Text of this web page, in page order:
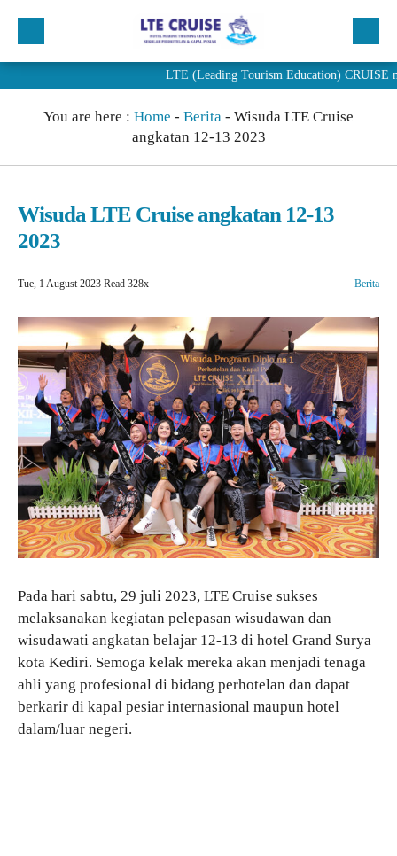
Profil
Alumni LTE Cruise
LTE (Leading Tourism Education) CRUISE
You are here : Home - Berita - Wisuda LTE Cruise
angkatan 12-13 2023
Wisuda LTE Cruise angkatan 12-13
2023
Tue, 1 August 2023 Read 328x Berita
Pada hari sabtu, 29 juli 2023, LTE Cruise sukses
melaksanakan kegiatan pelepasan wisudawan dan
wisudawati angkatan belajar 12-13 di hotel Grand Surya
kota Kediri. Semoga kelak mereka akan menjadi tenaga
ahli yang profesional di bidang perhotelan dan dapat
berkarir di kapal pesiar internasional maupun hotel
dalam/luar negeri.